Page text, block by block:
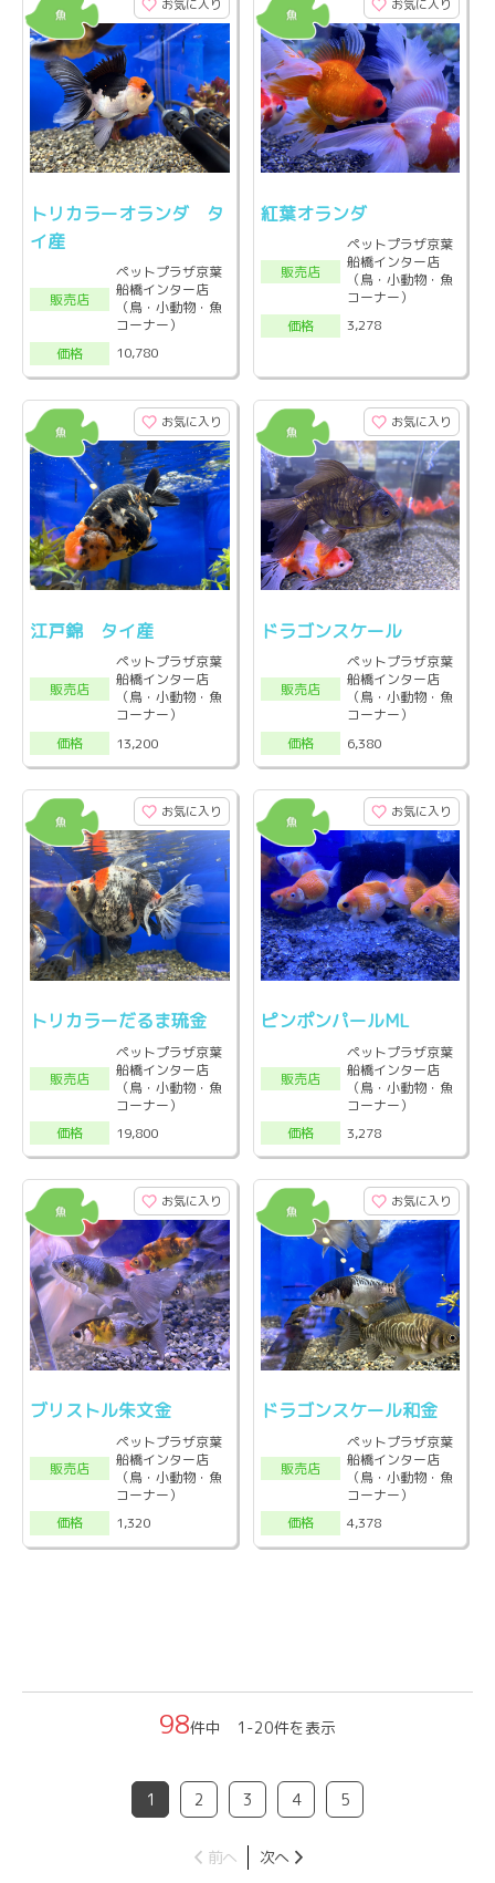
お気に入り
トリカラーオランダ タ
イ産
販売店
ペットプラザ京葉
船橋インター店
（鳥・小動物・魚
コーナー）
価格
10,780
お気に入り
紅葉オランダ
販売店
ペットプラザ京葉
船橋インター店
（鳥・小動物・魚
コーナー）
価格
3,278
お気に入り
江戸錦 タイ産
販売店
ペットプラザ京葉
船橋インター店
（鳥・小動物・魚
コーナー）
価格
13,200
お気に入り
ドラゴンスケール
販売店
ペットプラザ京葉
船橋インター店
（鳥・小動物・魚
コーナー）
価格
6,380
お気に入り
トリカラーだるま琉金
販売店
ペットプラザ京葉
船橋インター店
（鳥・小動物・魚
コーナー）
価格
19,800
お気に入り
ピンポンパールML
販売店
ペットプラザ京葉
船橋インター店
（鳥・小動物・魚
コーナー）
価格
3,278
お気に入り
ブリストル朱文金
販売店
ペットプラザ京葉
船橋インター店
（鳥・小動物・魚
コーナー）
価格
1,320
お気に入り
ドラゴンスケール和金
販売店
ペットプラザ京葉
船橋インター店
（鳥・小動物・魚
コーナー）
価格
4,378
98件中 1-20件を表示
1 2 3 4 5
前へ 次へ